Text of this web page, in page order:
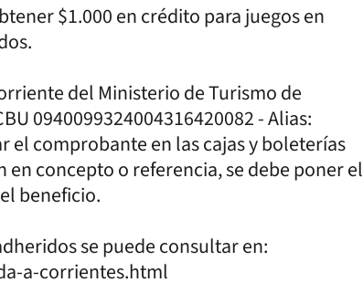
$1.000 en crédito para juegos en
del Ministerio de Turismo de
0940099324004316420082 - Alias:
el comprobante en las cajas y boleterías
concepto o referencia, se debe poner el
beneficio.
se puede consultar en:
a-corrientes.html